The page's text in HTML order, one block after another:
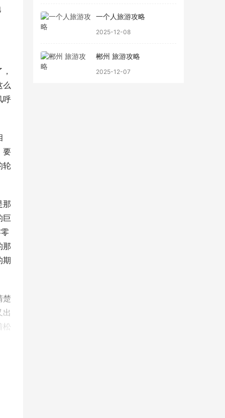
么
呼
要
轮
那
巨
那
期
楚
出
松
一个人旅游攻略
2025-12-08
郴州 旅游攻略
2025-12-07